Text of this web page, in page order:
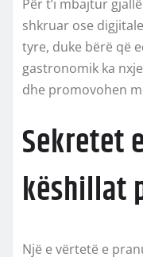
Për t’i mbajtur
shkruar ose
tyre, duke bërë që
gastronomik ka
dhe promovohen
Sekretet e
këshillat
Një e vërtetë e